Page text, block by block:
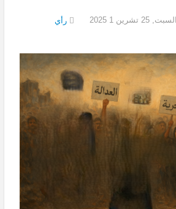
السبت, 25 تشرين 1 2025
رأي